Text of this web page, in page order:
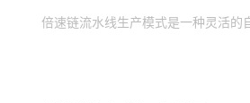
倍速链流水线生产模式是一种灵活